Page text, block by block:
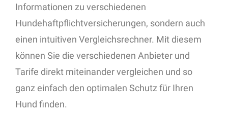
Informationen zu verschiedenen
Hundehaftpflichtversicherungen, sondern auch
einen intuitiven Vergleichsrechner. Mit diesem
können Sie die verschiedenen Anbieter und
Tarife direkt miteinander vergleichen und so
ganz einfach den optimalen Schutz für Ihren
Hund finden.